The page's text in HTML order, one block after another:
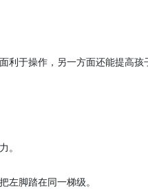
利于操作，另一方面还能提高
。
左脚踏在同一梯级。